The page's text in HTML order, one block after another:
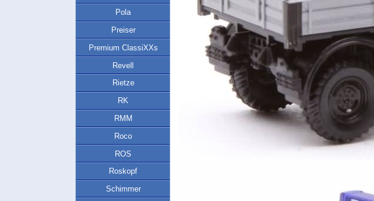
Pola
Preiser
Premium ClassiXXs
Revell
Rietze
RK
RMM
Roco
ROS
Roskopf
Schimmer